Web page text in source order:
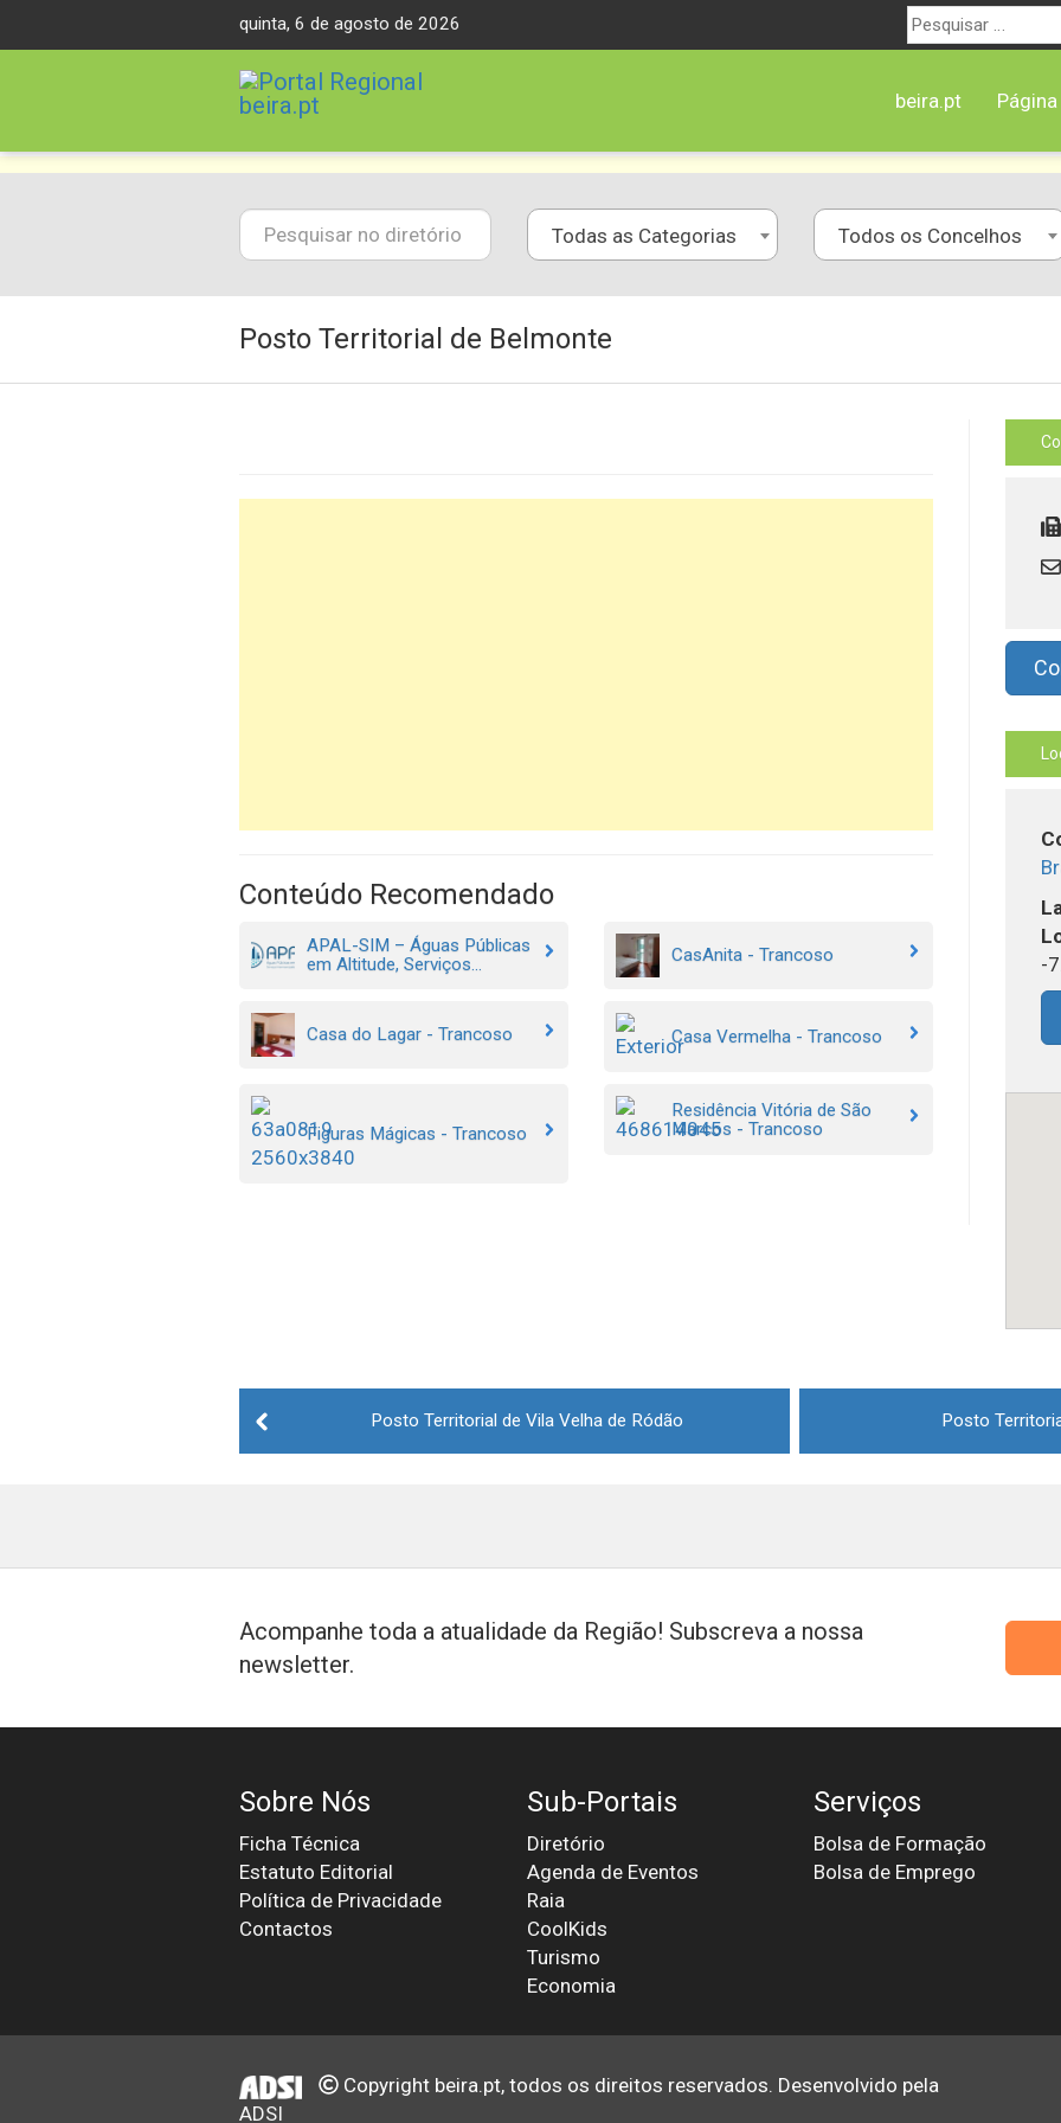
quinta, 6 de agosto de 2026
Procurar
por:
beira.pt
Todas as Categorias Todos os Concelhos
Posto Territorial de Belmonte
Conteúdo Recomendado
APAL-SIM – Águas Públicas
em Altitude, Serviços...
CasAnita - Trancoso
Casa do Lagar - Trancoso Casa Vermelha - Trancoso
Figuras Mágicas - Trancoso
Residência Vitória de São
Marcos - Trancoso
-
navigation
Posto Territorial de Vila Velha de Ródão Posto
Acompanhe toda a atualidade da Região! Subscreva a nossa
newsletter.
Sobre Nós
Ficha Técnica
Estatuto Editorial
Política de Privacidade
Contactos
Sub-Portais
Diretório
Agenda de Eventos
Raia
CoolKids
Turismo
Economia
Serviços
Bolsa de Formação
Bolsa de Emprego
Copyright beira.pt, todos os direitos reservados. Desenvolvido pela
ADSI